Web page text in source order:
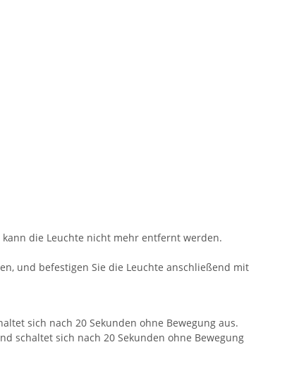
die Leuchte nicht mehr entfernt werden.
und befestigen Sie die Leuchte anschließend mit
sich nach 20 Sekunden ohne Bewegung aus.
schaltet sich nach 20 Sekunden ohne Bewegung